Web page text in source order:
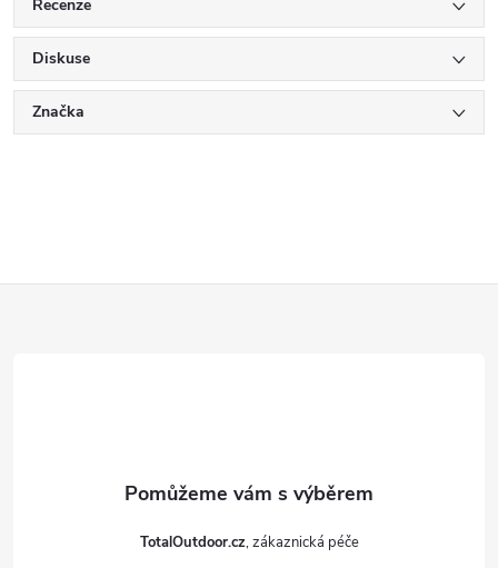
Recenze
Diskuse
Značka
TotalOutdoor.cz